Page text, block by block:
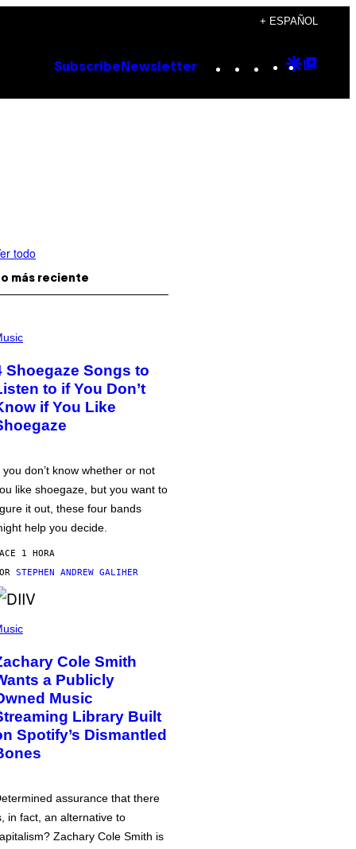
+ ESPAÑOL
Subscribe Newsletter Instagram
TikTok
YouTube
Google
todo
más reciente
Shoegaze Songs to
to if You Don’t
if You Like
you don’t know whether or not
like shoegaze, but you want to
it out, these four bands
help you decide.
1 HORA
STEPHEN ANDREW GALIHER
Cole Smith
a Publicly
Music
Library Built
Spotify’s Dismantled
assurance that there
in fact, an alternative to
Zachary Cole Smith is